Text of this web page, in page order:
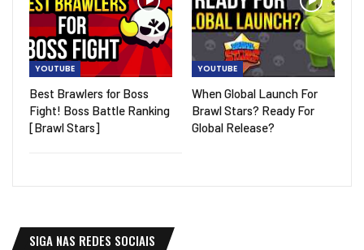
YOUTUBE
Best Brawlers for Boss
Fight! Boss Battle Ranking
[Brawl Stars]
YOUTUBE
When Global Launch For
Brawl Stars? Ready For
Global Release?
SIGA NAS REDES SOCIAIS